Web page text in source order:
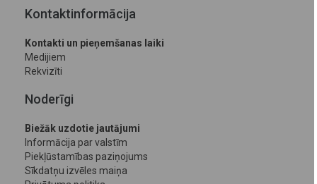
Kontaktinformācija
Kontakti un pieņemšanas laiki
Medijiem
Rekvizīti
Noderīgi
Biežāk uzdotie jautājumi
Informācija par valstīm
Piekļūstamības paziņojums
Sīkdatņu izvēles maiņa